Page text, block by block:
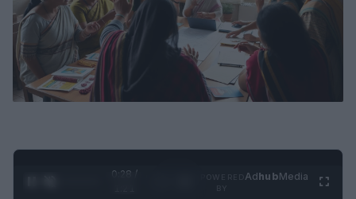
0:29 /
AdhubMedia